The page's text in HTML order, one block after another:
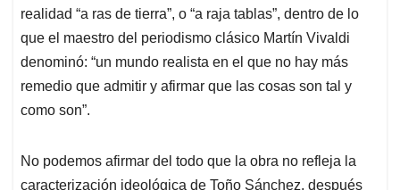
realidad “a ras de tierra”, o “a raja tablas”, dentro de lo
que el maestro del periodismo clásico Martín Vivaldi
denominó: “un mundo realista en el que no hay más
remedio que admitir y afirmar que las cosas son tal y
como son”.
No podemos afirmar del todo que la obra no refleja la
caracterización ideológica de Toño Sánchez, después